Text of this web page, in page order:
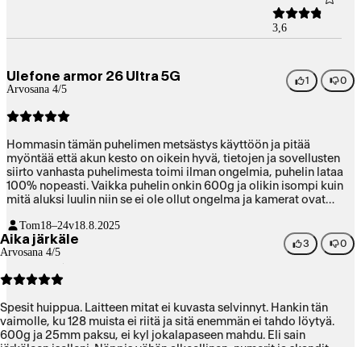
3,6
Ulefone armor 26 Ultra 5G
Arvosana 4/5
1 0
Hommasin tämän puhelimen metsästys käyttöön ja pitää
myöntää että akun kesto on oikein hyvä, tietojen ja sovellusten
siirto vanhasta puhelimesta toimi ilman ongelmia, puhelin lataa
100% nopeasti. Vaikka puhelin onkin 600g ja olikin isompi kuin
mitä aluksi luulin niin se ei ole ollut ongelma ja kamerat ovat
Tom18–24v18.8.2025
Aika järkäle
Arvosana 4/5
3 0
Spesit huippua. Laitteen mitat ei kuvasta selvinnyt. Hankin tän
vaimolle, ku 128 muista ei riitä ja sitä enemmän ei tahdo löytyä.
600g ja 25mm paksu, ei kyl jokalapaseen mahdu. Eli sain